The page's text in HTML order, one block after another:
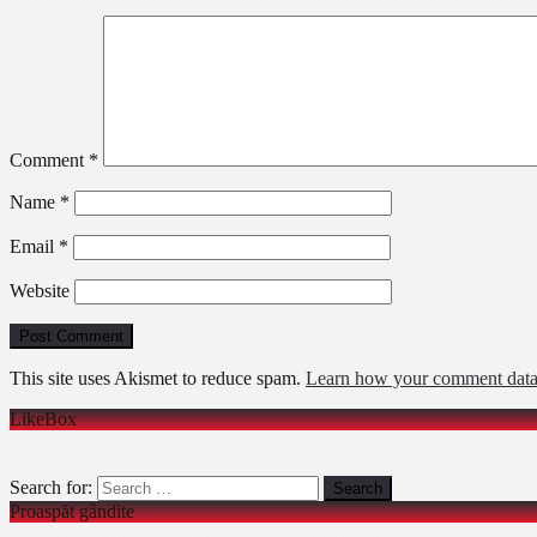
Comment *
Name *
Email *
Website
This site uses Akismet to reduce spam. Learn how your comment
LikeBox
Search for:
Proaspăt gândite